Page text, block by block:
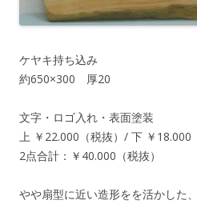
ケヤキ持ち込み
約650×300 厚20
文字・ロゴ入れ・表面塗装
上 ￥22.000（税抜）/ 下 ￥18.000
2点合計：￥40.000（税抜）
やや扇型に近い造形をを活かした